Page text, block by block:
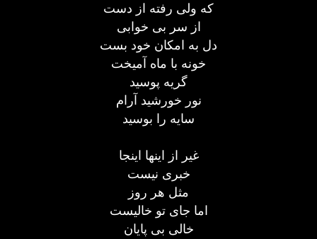
که ولی رفته از دست
از سر بی خوابی
دل به امکان خود بست
خونه با ماه آمیخت
گریه پوسید
نور خورشید آرام
سایه را بوسید
غیر از اینها اینجا
خبری نیست
مثل هر روز
اما جای تو خالیست
خالی بی پایان